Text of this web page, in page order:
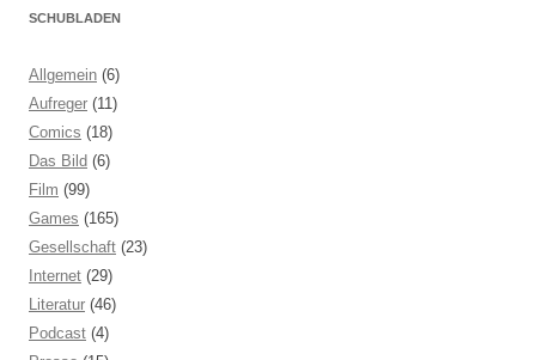
SCHUBLADEN
Allgemein (6)
Aufreger (11)
Comics (18)
Das Bild (6)
Film (99)
Games (165)
Gesellschaft (23)
Internet (29)
Literatur (46)
Podcast (4)